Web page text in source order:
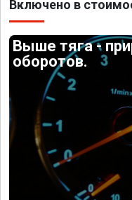
Включено в
Выше тяга -
оборотов.